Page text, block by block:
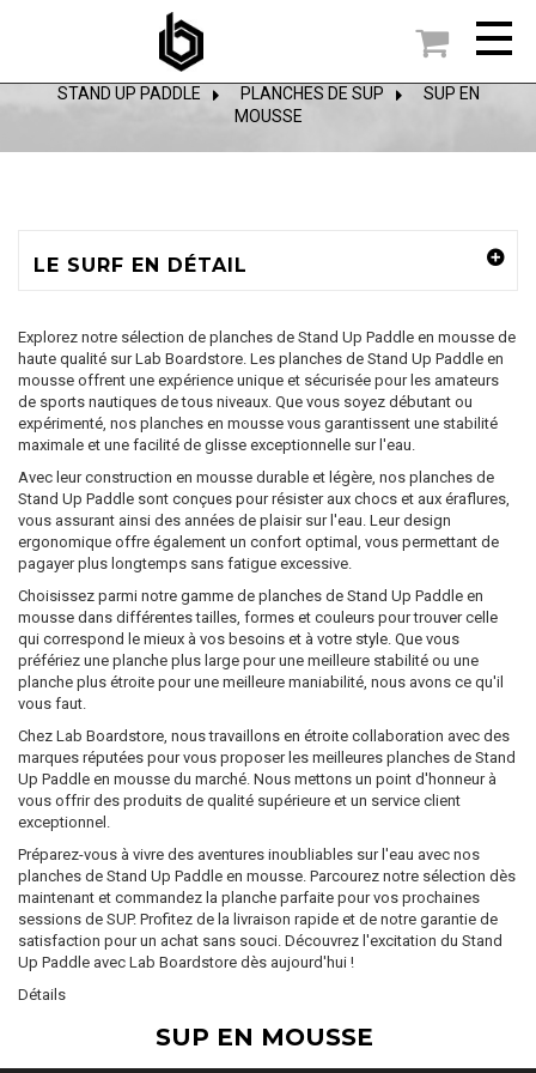
STAND UP PADDLE
> PLANCHES DE SUP >
SUP EN
MOUSSE
LE SURF EN DÉTAIL
Explorez notre sélection de planches de Stand Up Paddle en mousse de
haute qualité sur Lab Boardstore. Les planches de Stand Up Paddle en
mousse offrent une expérience unique et sécurisée pour les amateurs
de sports nautiques de tous niveaux. Que vous soyez débutant ou
expérimenté, nos planches en mousse vous garantissent une stabilité
maximale et une facilité de glisse exceptionnelle sur l'eau.
Avec leur construction en mousse durable et légère, nos planches de
Stand Up Paddle sont conçues pour résister aux chocs et aux éraflures,
vous assurant ainsi des années de plaisir sur l'eau. Leur design
ergonomique offre également un confort optimal, vous permettant de
pagayer plus longtemps sans fatigue excessive.
Choisissez parmi notre gamme de planches de Stand Up Paddle en
mousse dans différentes tailles, formes et couleurs pour trouver celle
qui correspond le mieux à vos besoins et à votre style. Que vous
préfériez une planche plus large pour une meilleure stabilité ou une
planche plus étroite pour une meilleure maniabilité, nous avons ce qu'il
vous faut.
Chez Lab Boardstore, nous travaillons en étroite collaboration avec des
marques réputées pour vous proposer les meilleures planches de Stand
Up Paddle en mousse du marché. Nous mettons un point d'honneur à
vous offrir des produits de qualité supérieure et un service client
exceptionnel.
Préparez-vous à vivre des aventures inoubliables sur l'eau avec nos
planches de Stand Up Paddle en mousse. Parcourez notre sélection dès
maintenant et commandez la planche parfaite pour vos prochaines
sessions de SUP. Profitez de la livraison rapide et de notre garantie de
satisfaction pour un achat sans souci. Découvrez l'excitation du Stand
Up Paddle avec Lab Boardstore dès aujourd'hui !
Détails
SUP EN MOUSSE
